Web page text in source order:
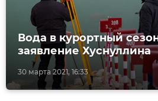
30 марта 2021, 16:33
Вода в курортный
заявление Хуснуллина